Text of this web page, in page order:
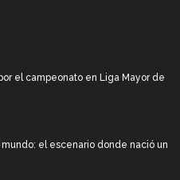
el campeonato en Liga Mayor de
mundo: el escenario donde nació un